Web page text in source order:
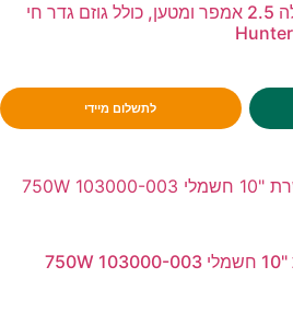
סט גינון נטען 18V כולל סוללה 2.5 אמפר ומטען, כולל גוזם גדר חי
לתשלום מיידי
סט גוזם גדר ומסור שרשרת "10 חשמלי 750W 103000-003